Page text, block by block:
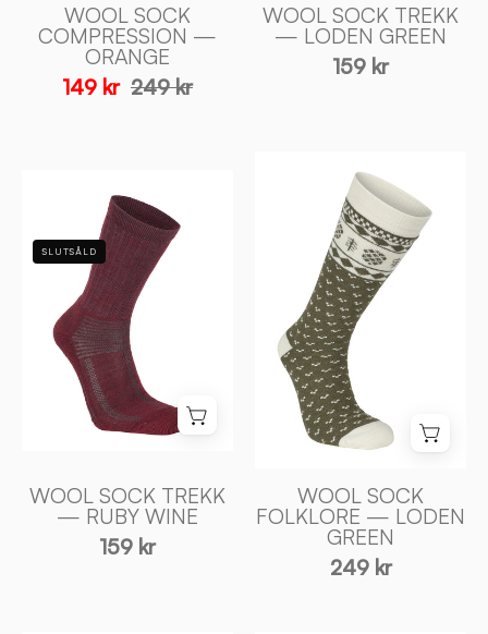
WOOL SOCK
COMPRESSION —
ORANGE
149 kr 249 kr
WOOL SOCK TREKK
— LODEN GREEN
159 kr
SOCK
TREKK
—
RUBY
WINE
-
Ivanhoe
of
Sweden
SLUTSÅLD
WOOL SOCK TREKK
— RUBY WINE
159 kr
SOCK
FOLKLORE
—
LODEN
GREEN
Sweden
WOOL SOCK
FOLKLORE — LODEN
GREEN
249 kr